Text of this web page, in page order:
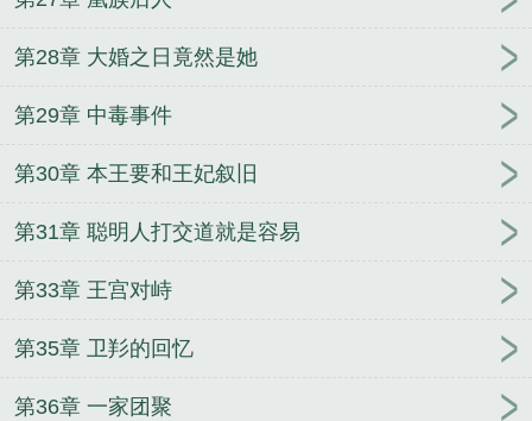
第28章 大婚之日竟然是她
第29章 中毒事件
第30章 本王要和王妃叙旧
第31章 聪明人打交道就是容易
第33章 王宫对峙
第35章 卫羏的回忆
第36章 一家团聚